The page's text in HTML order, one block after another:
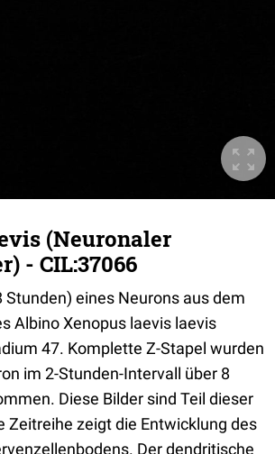
(Neuronaler
- CIL:37066
Stunden) eines Neurons aus dem
Albino Xenopus laevis laevis
47. Komplette Z-Stapel wurden
im 2-Stunden-Intervall über 8
Diese Bilder sind Teil dieser
Zeitreihe zeigt die Entwicklung des
Der dendritische